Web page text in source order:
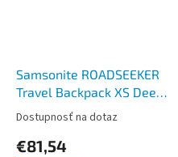
Samsonite ROADSEEKER
Travel Backpack XS Deep
Black
Dostupnosť na dotaz
€81,54